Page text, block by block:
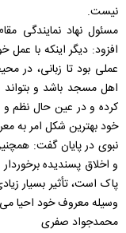
نیست.
مسئول نهاد نمایندگی
افزود: دیگر اینکه با
عملی بود تا زبانی، در
اهل مسجد باشد و بتواند
کرده و در عین حال نظم و
خود بهترین شکل امر به
نبوی در پایان گفت:
و اخلاق پسندیده
پاک است، تأثیر بسیار
وسیله معروف خود احیا
محمدجواد صفری